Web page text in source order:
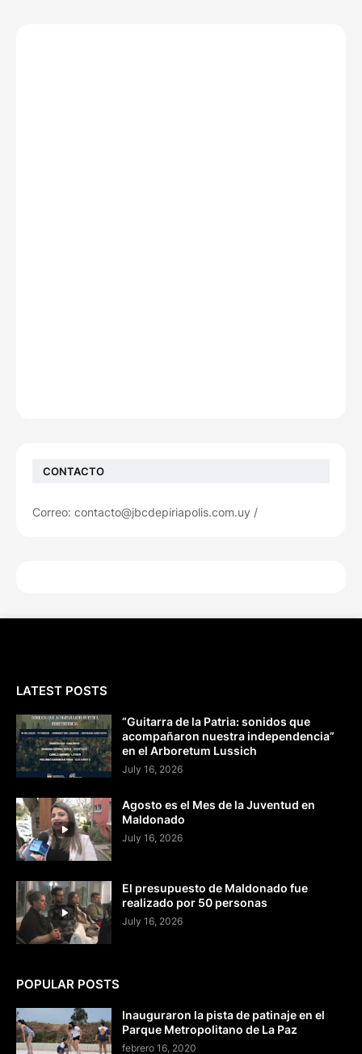
CONTACTO
Correo: contacto@jbcdepiriapolis.com.uy /
LATEST POSTS
“Guitarra de la Patria: sonidos que
acompañaron nuestra independencia”
en el Arboretum Lussich
July 16, 2026
Agosto es el Mes de la Juventud en
Maldonado
July 16, 2026
El presupuesto de Maldonado fue
realizado por 50 personas
July 16, 2026
POPULAR POSTS
Inauguraron la pista de patinaje en el
Parque Metropolitano de La Paz
febrero 16, 2020